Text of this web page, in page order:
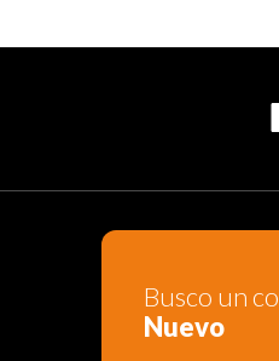
Busco un
Nuevo